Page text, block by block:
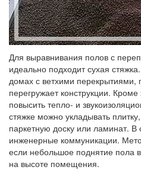
Для выравнивания полов с
идеально подходит сухая
домах с ветхими перекрытиями,
перегружает конструкции. Кроме
повысить тепло- и
стяжке можно укладывать
паркетную доску или ламинат.
инженерные коммуникации.
если небольшое поднятие пола
на высоте помещения.